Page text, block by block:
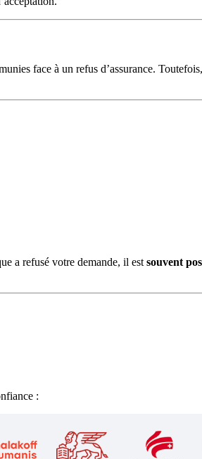
face à un refus d’assurance.
a refusé votre demande, il est souvent
: